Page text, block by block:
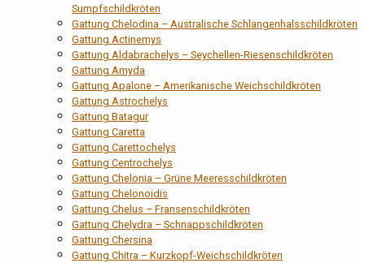
Sumpfschildkröten
Gattung Chelodina – Australische Schlangenhalsschildkröten
Gattung Actinemys
Gattung Aldabrachelys – Seychellen-Riesenschildkröten
Gattung Amyda
Gattung Apalone – Amerikanische Weichschildkröten
Gattung Astrochelys
Gattung Batagur
Gattung Caretta
Gattung Carettochelys
Gattung Centrochelys
Gattung Chelonia – Grüne Meeresschildkröten
Gattung Chelonoidis
Gattung Chelus – Fransenschildkröten
Gattung Chelydra – Schnappschildkröten
Gattung Chersina
Gattung Chitra – Kurzkopf-Weichschildkröten